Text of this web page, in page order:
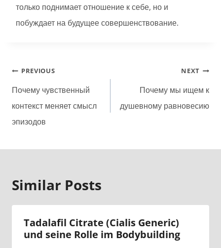
только поднимает отношение к себе, но и
побуждает на будущее совершенствование.
Post
navigation
PREVIOUS
Почему чувственный
контекст меняет смысл
эпизодов
NEXT
Почему мы ищем к
душевному равновесию
Similar Posts
Tadalafil Citrate (Cialis Generic)
und seine Rolle im Bodybuilding